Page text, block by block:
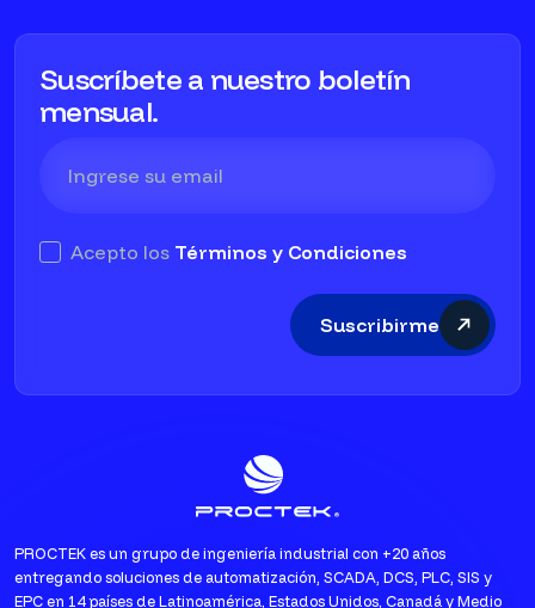
Suscríbete a nuestro boletín
mensual.
Acepto los Términos y Condiciones
Suscribirme
PROCTEK es un grupo de ingeniería industrial con +20 años
entregando soluciones de automatización, SCADA, DCS, PLC, SIS y
EPC en 14 países de Latinoamérica, Estados Unidos, Canadá y Medio